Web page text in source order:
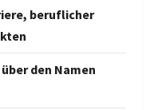
beruflicher
den Namen